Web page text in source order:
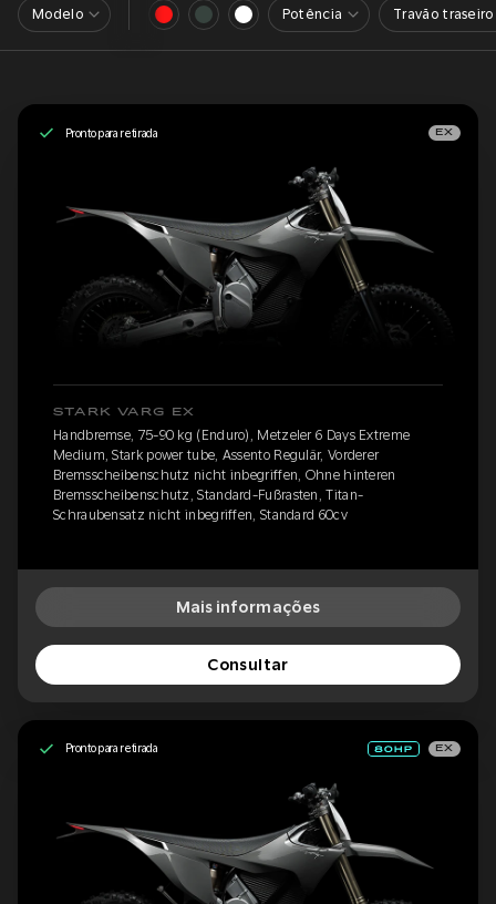
Modelo Potência Travão traseiro
Pronto para retirada EX
STARK VARG EX
Handbremse, 75-90 kg (Enduro), Metzeler 6 Days Extreme
Medium, Stark power tube, Assento Regulär, Vorderer
Bremsscheibenschutz nicht inbegriffen, Ohne hinteren
Bremsscheibenschutz, Standard-Fußrasten, Titan-
Schraubensatz nicht inbegriffen, Standard 60cv
Mais informações
Consultar
Pronto para retirada EX